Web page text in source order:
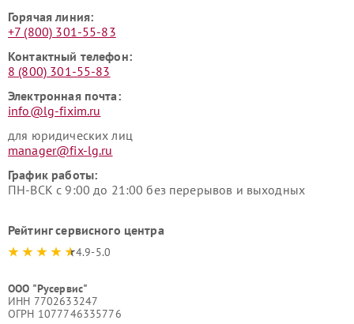
Горячая линия:
+7 (800) 301-55-83
Контактный телефон:
8 (800) 301-55-83
Электронная почта:
info@lg-fixim.ru
для юридических лиц
manager@fix-lg.ru
График работы:
ПН-ВСК с 9:00 до 21:00 без перерывов и выходных
Рейтинг сервисного центра
4.9-5.0
ООО "Русервис"
ИНН 7702633247
ОГРН 1077746335776